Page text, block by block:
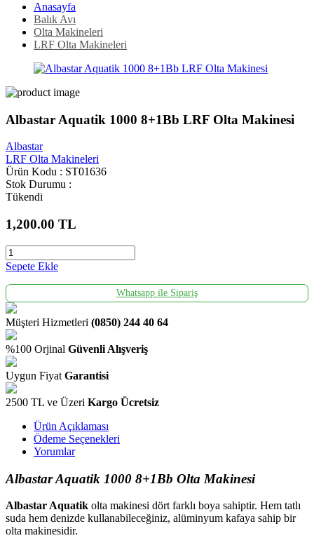
Anasayfa
Balık Avı
Olta Makineleri
LRF Olta Makineleri
Albastar Aquatik 1000 8+1Bb LRF Olta Makinesi
Albastar
LRF Olta Makineleri
Ürün Kodu : ST01636
Stok Durumu :
Tükendi
1,200.00 TL
Sepete Ekle
Whatsapp ile Sipariş
Müşteri Hizmetleri (0850) 244 40 64
%100 Orjinal Güvenli Alışveriş
Uygun Fiyat Garantisi
2500 TL ve Üzeri Kargo Ücretsiz
Ürün Açıklaması
Ödeme Seçenekleri
Yorumlar
Albastar Aquatik 1000 8+1Bb Olta Makinesi
Albastar Aquatik olta makinesi dört farklı boya sahiptir. Hem tatlı
suda hem denizde kullanabileceğiniz, alüminyum kafaya sahip bir
olta makinesidir.